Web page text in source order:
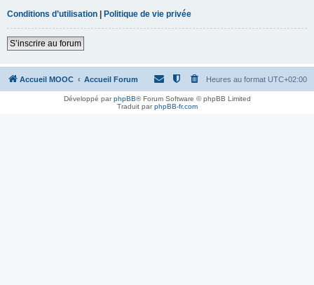
Conditions d’utilisation | Politique de vie privée
S’inscrire au forum
Accueil MOOC Accueil Forum Heures au format UTC+02:00
Développé parphpBB® Forum Software © phpBB Limited
Traduit parphpBB-fr.com